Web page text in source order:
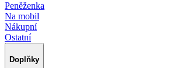
Peněženka
Na mobil
Nákupní
Ostatní
Doplňky